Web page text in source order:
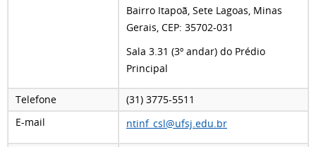
Bairro Itapoã, Sete Lagoas, Minas
Gerais, CEP: 35702-031
Sala 3.31 (3º andar) do Prédio
Principal
Telefone (31) 3775-5511
E-mail
ntinf_csl@ufsj.edu.br